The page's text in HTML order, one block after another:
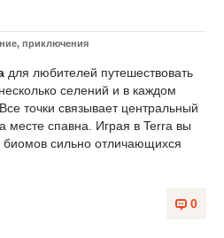
приключения
для любителей путешествовать
селений и в каждом
точки связывает центральный
месте спавна. Играя в Terra вы
биомов сильно отличающихся
0